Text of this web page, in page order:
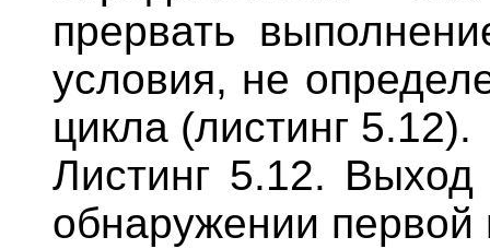
прервать
условия, не
цикла (листинг 5.12).
Листинг 5.12.
обнаружении первой